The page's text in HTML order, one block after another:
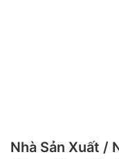
Nhà Sản Xuất /